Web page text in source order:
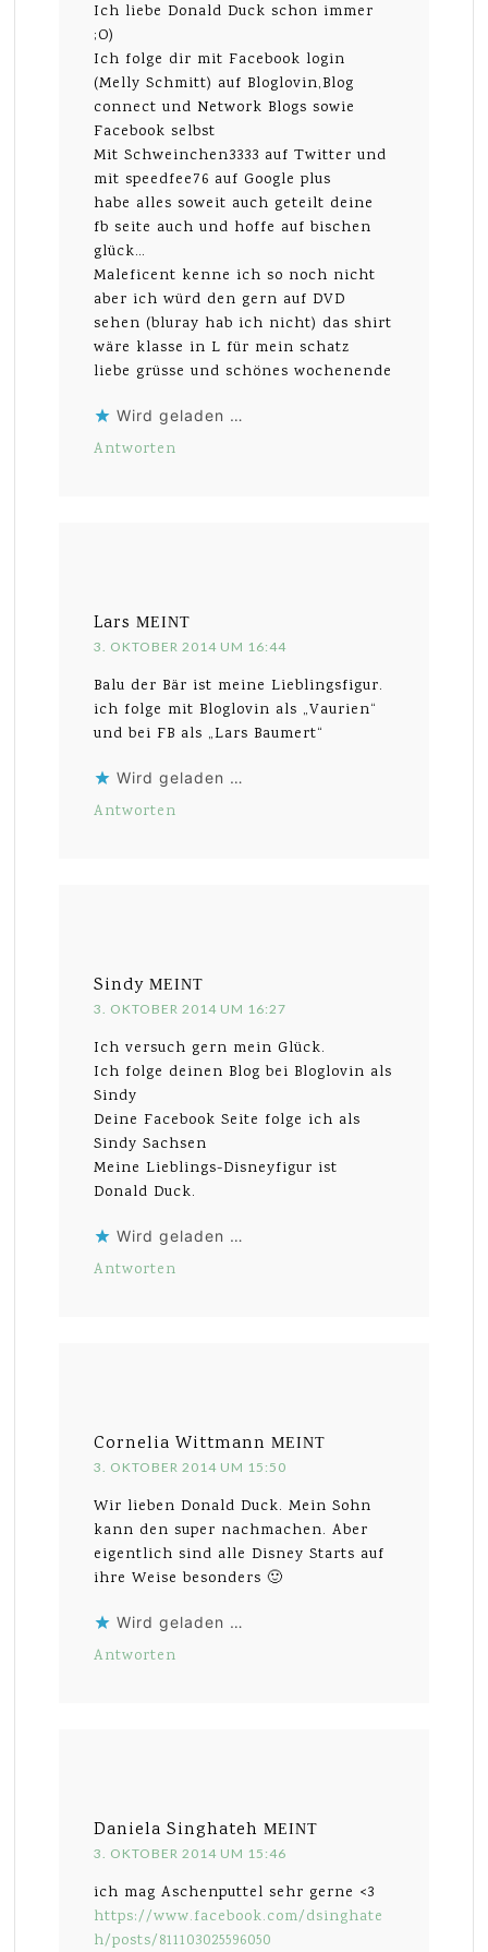
Ich liebe Donald Duck schon immer
;O)
Ich folge dir mit Facebook login
(Melly Schmitt) auf Bloglovin,Blog
connect und Network Blogs sowie
Facebook selbst
Mit Schweinchen3333 auf Twitter und
mit speedfee76 auf Google plus
habe alles soweit auch geteilt deine
fb seite auch und hoffe auf bischen
glück…
Maleficent kenne ich so noch nicht
aber ich würd den gern auf DVD
sehen (bluray hab ich nicht) das shirt
wäre klasse in L für mein schatz
liebe grüsse und schönes wochenende
Wird geladen …
Antworten
Lars MEINT
3. OKTOBER 2014 UM 16:44
Balu der Bär ist meine Lieblingsfigur.
ich folge mit Bloglovin als „Vaurien“
und bei FB als „Lars Baumert“
Wird geladen …
Antworten
Sindy MEINT
3. OKTOBER 2014 UM 16:27
Ich versuch gern mein Glück.
Ich folge deinen Blog bei Bloglovin als
Sindy
Deine Facebook Seite folge ich als
Sindy Sachsen
Meine Lieblings-Disneyfigur ist
Donald Duck.
Wird geladen …
Antworten
Cornelia Wittmann MEINT
3. OKTOBER 2014 UM 15:50
Wir lieben Donald Duck. Mein Sohn
kann den super nachmachen. Aber
eigentlich sind alle Disney Starts auf
ihre Weise besonders 🙂
Wird geladen …
Antworten
Daniela Singhateh MEINT
3. OKTOBER 2014 UM 15:46
ich mag Aschenputtel sehr gerne <3
https://www.facebook.com/dsinghate
h/posts/811103025596050